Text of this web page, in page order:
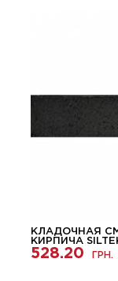
КЛАДОЧНАЯ
КИРПИЧА
528.20 ГРН.